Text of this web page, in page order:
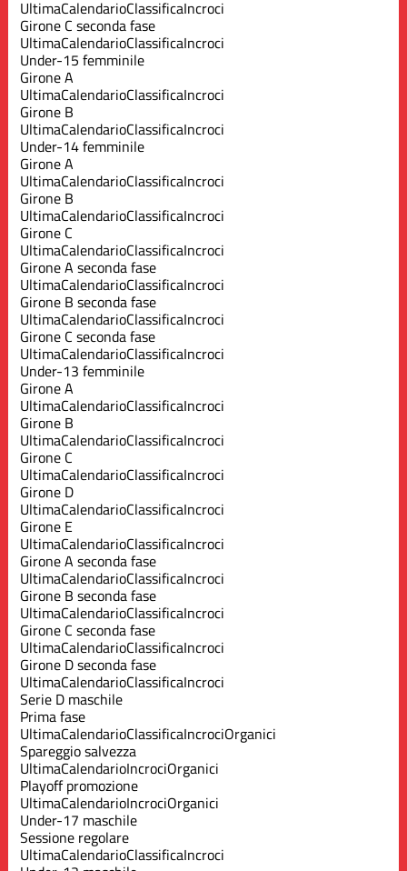
UltimaCalendarioClassificaIncroci
Girone C seconda fase
UltimaCalendarioClassificaIncroci
Under-15 femminile
Girone A
UltimaCalendarioClassificaIncroci
Girone B
UltimaCalendarioClassificaIncroci
Under-14 femminile
Girone A
UltimaCalendarioClassificaIncroci
Girone B
UltimaCalendarioClassificaIncroci
Girone C
UltimaCalendarioClassificaIncroci
Girone A seconda fase
UltimaCalendarioClassificaIncroci
Girone B seconda fase
UltimaCalendarioClassificaIncroci
Girone C seconda fase
UltimaCalendarioClassificaIncroci
Under-13 femminile
Girone A
UltimaCalendarioClassificaIncroci
Girone B
UltimaCalendarioClassificaIncroci
Girone C
UltimaCalendarioClassificaIncroci
Girone D
UltimaCalendarioClassificaIncroci
Girone E
UltimaCalendarioClassificaIncroci
Girone A seconda fase
UltimaCalendarioClassificaIncroci
Girone B seconda fase
UltimaCalendarioClassificaIncroci
Girone C seconda fase
UltimaCalendarioClassificaIncroci
Girone D seconda fase
UltimaCalendarioClassificaIncroci
Serie D maschile
Prima fase
UltimaCalendarioClassificaIncrociOrganici
Spareggio salvezza
UltimaCalendarioIncrociOrganici
Playoff promozione
UltimaCalendarioIncrociOrganici
Under-17 maschile
Sessione regolare
UltimaCalendarioClassificaIncroci